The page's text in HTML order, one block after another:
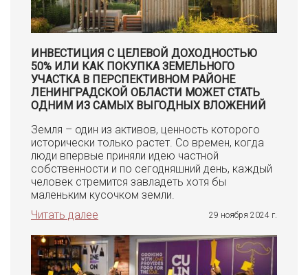
ИНВЕСТИЦИЯ С ЦЕЛЕВОЙ ДОХОДНОСТЬЮ
50% ИЛИ КАК ПОКУПКА ЗЕМЕЛЬНОГО
УЧАСТКА В ПЕРСПЕКТИВНОМ РАЙОНЕ
ЛЕНИНГРАДСКОЙ ОБЛАСТИ МОЖЕТ СТАТЬ
ОДНИМ ИЗ САМЫХ ВЫГОДНЫХ ВЛОЖЕНИЙ
Земля – один из активов, ценность которого
исторически только растет. Со времен, когда
люди впервые приняли идею частной
собственности и по сегодняшний день, каждый
человек стремится завладеть хотя бы
маленьким кусочком земли.
Читать далее
29 ноября 2024 г.